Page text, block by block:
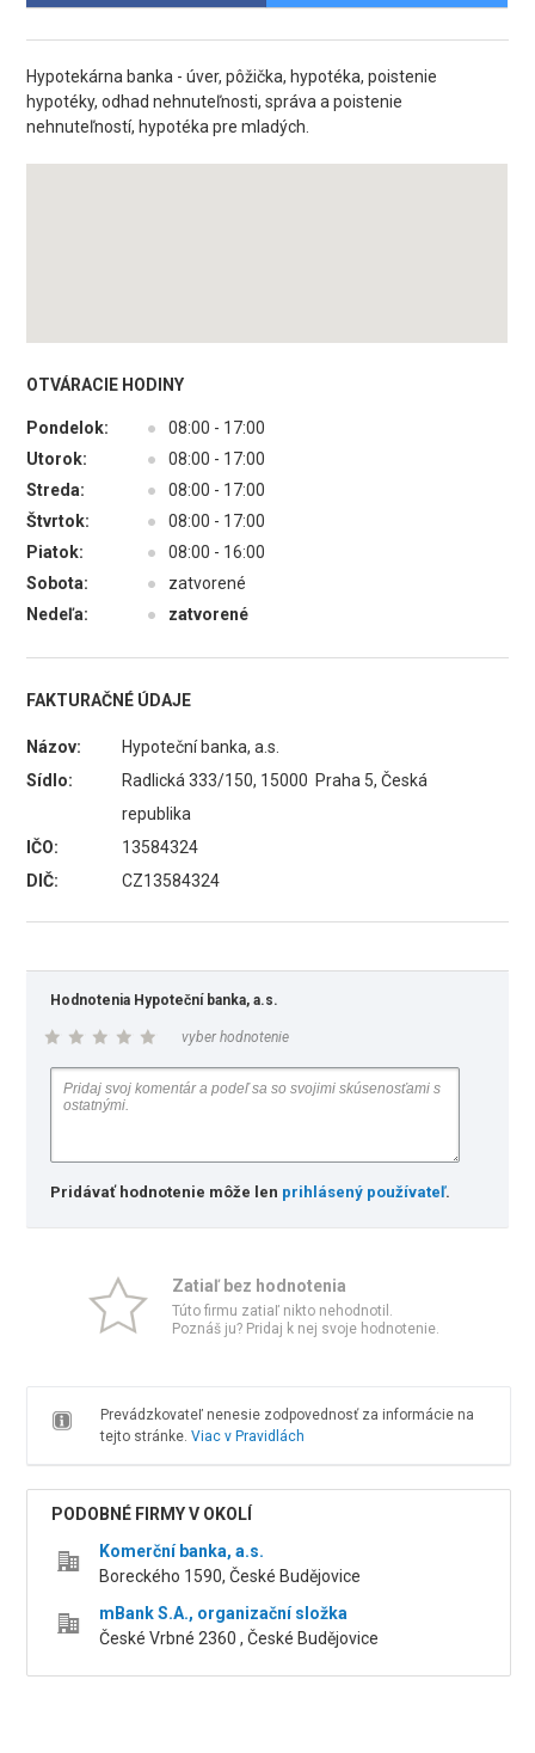
Hypotekárna banka - úver, pôžička, hypotéka, poistenie
hypotéky, odhad nehnuteľnosti, správa a poistenie
nehnuteľností, hypotéka pre mladých.
OTVÁRACIE HODINY
Pondelok: ●
08:00 - 17:00
Utorok:
●
08:00 - 17:00
Streda:
●
08:00 - 17:00
Štvrtok:
●
08:00 - 17:00
Piatok:
●
08:00 - 16:00
Sobota:
●
zatvorené
Nedeľa:
● zatvorené
FAKTURAČNÉ ÚDAJE
Názov:
Hypoteční banka, a.s.
Sídlo:
Radlická 333/150, 15000 Praha 5, Česká
republika
IČO:
13584324
DIČ:
CZ13584324
Hodnotenia Hypoteční banka, a.s.
vyber hodnotenie
Pridávať hodnotenie môže len prihlásený používateľ.
Zatiaľ bez hodnotenia
Túto firmu zatiaľ nikto nehodnotil.
Poznáš ju? Pridaj k nej svoje hodnotenie.
Prevádzkovateľ nenesie zodpovednosť za informácie na
tejto stránke. Viac v Pravidlách
PODOBNÉ FIRMY V OKOLÍ
Komerční banka, a.s.
Boreckého 1590, České Budějovice
mBank S.A., organizační složka
České Vrbné 2360 , České Budějovice